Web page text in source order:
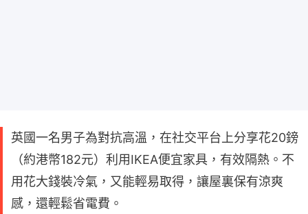
英國一名男子為對抗高溫，在社交平台上分享花20鎊
（約港幣182元）利用IKEA便宜家具，有效隔熱。不
用花大錢裝冷氣，又能輕易取得，讓屋裏保有涼爽
感，還輕鬆省電費。